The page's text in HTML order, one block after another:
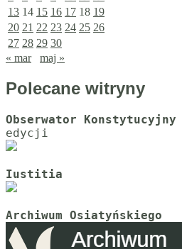
13 14 15 16 17 18 19
20 21 22 23 24 25 26
27 28 29 30
« mar
maj »
Polecane witryny
Obserwator Konstytucyjny
Iustitia
Archiwum Osiatyńskiego